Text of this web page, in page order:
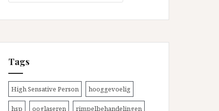
Tags
High Sensative Person hooggevoelig
hsp ooglaseren rimpelbehandelingen